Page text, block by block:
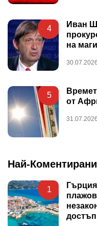
4
Иван
на
5
от
Най-Коментирани
1
достъп